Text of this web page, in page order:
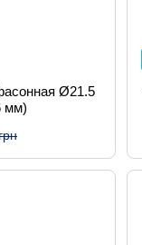
Ø21.5
мм)